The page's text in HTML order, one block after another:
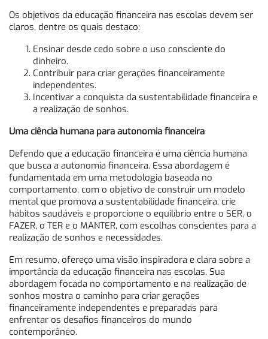
Os objetivos da educação financeira nas escolas devem ser
claros, dentre os quais destaco:
Ensinar desde cedo sobre o uso consciente do
dinheiro.
Contribuir para criar gerações financeiramente
independentes.
Incentivar a conquista da sustentabilidade financeira e
a realização de sonhos.
Uma ciência humana para autonomia financeira
Defendo que a educação financeira é uma ciência humana
que busca a autonomia financeira. Essa abordagem é
fundamentada em uma metodologia baseada no
comportamento, com o objetivo de construir um modelo
mental que promova a sustentabilidade financeira, crie
hábitos saudáveis e proporcione o equilíbrio entre o SER, o
FAZER, o TER e o MANTER, com escolhas conscientes para a
realização de sonhos e necessidades.
Em resumo, ofereço uma visão inspiradora e clara sobre a
importância da educação financeira nas escolas. Sua
abordagem focada no comportamento e na realização de
sonhos mostra o caminho para criar gerações
financeiramente independentes e preparadas para
enfrentar os desafios financeiros do mundo
contemporâneo.